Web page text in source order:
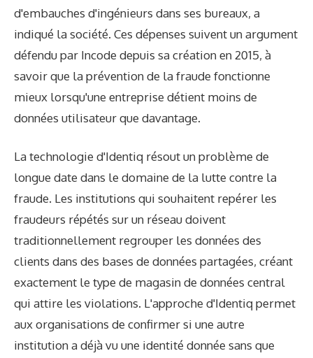
d'embauches d'ingénieurs dans ses bureaux, a
indiqué la société. Ces dépenses suivent un argument
défendu par Incode depuis sa création en 2015, à
savoir que la prévention de la fraude fonctionne
mieux lorsqu'une entreprise détient moins de
données utilisateur que davantage.
La technologie d'Identiq résout un problème de
longue date dans le domaine de la lutte contre la
fraude. Les institutions qui souhaitent repérer les
fraudeurs répétés sur un réseau doivent
traditionnellement regrouper les données des
clients dans des bases de données partagées, créant
exactement le type de magasin de données central
qui attire les violations. L'approche d'Identiq permet
aux organisations de confirmer si une autre
institution a déjà vu une identité donnée sans que